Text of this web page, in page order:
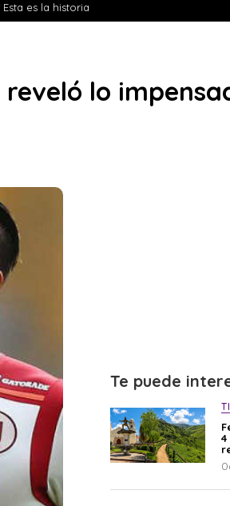
es la historia
reveló lo
Te puede
4